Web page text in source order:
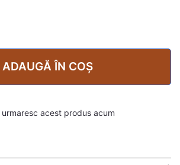
ADAUGĂ ÎN COȘ
urmaresc acest produs acum